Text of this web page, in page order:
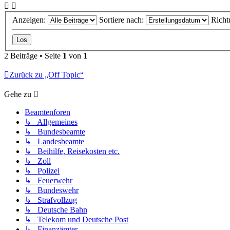
Anzeigen: Sortiere nach:
2 Beiträge • Seite 1 von 1
Zurück zu „Off Topic“
Gehe zu
Beamtenforen
↳ Allgemeines
↳ Bundesbeamte
↳ Landesbeamte
↳ Beihilfe, Reisekosten etc.
↳ Zoll
↳ Polizei
↳ Feuerwehr
↳ Bundeswehr
↳ Strafvollzug
↳ Deutsche Bahn
↳ Telekom und Deutsche Post